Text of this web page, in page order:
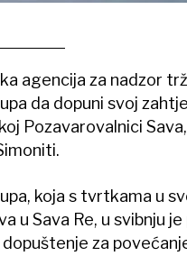
agencija za nadzor
da dopuni svoj
Pozavarovalnici
koja s tvrtkama u
u Sava Re, u svibnju
za